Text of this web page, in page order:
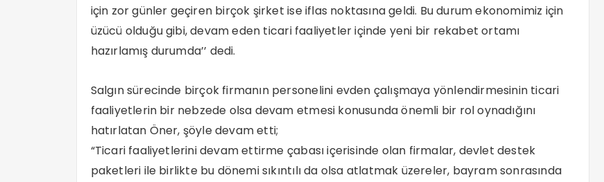
için zor günler geçiren birçok şirket ise iflas noktasına geldi. Bu durum ekonomimiz için
üzücü olduğu gibi, devam eden ticari faaliyetler içinde yeni bir rekabet ortamı
hazırlamış durumda’’ dedi.
Salgın sürecinde birçok firmanın personelini evden çalışmaya yönlendirmesinin ticari
faaliyetlerin bir nebzede olsa devam etmesi konusunda önemli bir rol oynadığını
hatırlatan Öner, şöyle devam etti;
“Ticari faaliyetlerini devam ettirme çabası içerisinde olan firmalar, devlet destek
paketleri ile birlikte bu dönemi sıkıntılı da olsa atlatmak üzereler, bayram sonrasında